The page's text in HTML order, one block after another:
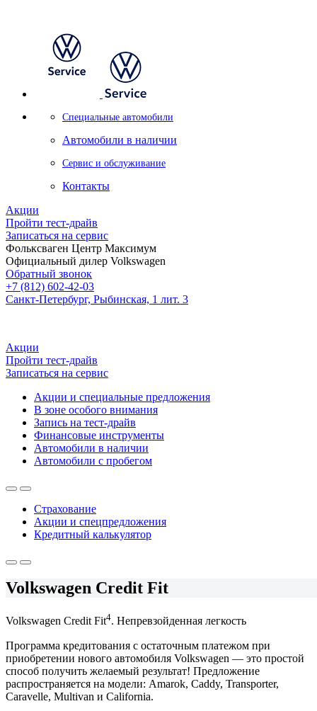
Специальные автомобили
Автомобили в наличии
Сервис и обслуживание
Контакты
Акции
Пройти тест-драйв
Записаться на сервис
Фольксваген Центр Максимум
Официальный дилер Volkswagen
Обратный звонок
+7 (812) 602-42-03
Санкт-Петербург, Рыбинская, 1 лит. 3
Акции
Пройти тест-драйв
Записаться на сервис
Акции и специальные предложения
В зоне особого внимания
Запись на тест-драйв
Финансовые инструменты
Автомобили в наличии
Автомобили с пробегом
Страхование
Акции и спецпредложения
Кредитный калькулятор
Volkswagen Credit Fit
Volkswagen Credit Fit4. Непревзойденная легкость
Программа кредитования с остаточным платежом при
приобретении нового автомобиля Volkswagen — это простой
способ получить желаемый результат! Предложение
распространяется на модели: Amarok, Caddy, Transporter,
Caravelle, Multivan и California.